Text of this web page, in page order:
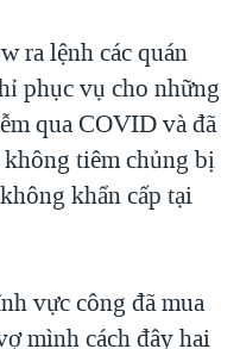
ra lệnh các quán
phục vụ cho những
qua COVID và đã
tiêm chủng bị
khẩn cấp tại
vực công đã mua
mình cách đây hai